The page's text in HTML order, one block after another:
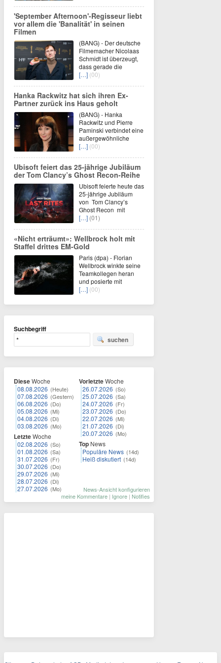
'September Afternoon'-Regisseur liebt
vor allem die 'Banalität' in seinen
Filmen
(BANG) - Der deutsche
Filmemacher Nicolaas
Schmidt ist überzeugt,
dass gerade die
[…] (00)
Hanka Rackwitz hat sich ihren Ex-
Partner zurück ins Haus geholt
(BANG) - Hanka
Rackwitz und Pierre
Paminski verbindet eine
außergewöhnliche
[…] (00)
Ubisoft feiert das 25-jährige Jubiläum
der Tom Clancy’s Ghost Recon-Reihe
Ubisoft feierte heute das
25-jährige Jubiläum
von Tom Clancy’s
Ghost Recon mit
[…] (01)
«Nicht erträumt»: Wellbrock holt mit
Staffel drittes EM-Gold
Paris (dpa) - Florian
Wellbrock winkte seine
Teamkollegen heran
und posierte mit
[…] (00)
Suchbegriff
suchen
DieseWoche
08.08.2026 (Heute)
07.08.2026 (Gestern)
06.08.2026 (Do)
05.08.2026 (Mi)
04.08.2026 (Di)
03.08.2026 (Mo)
LetzteWoche
02.08.2026 (So)
01.08.2026 (Sa)
31.07.2026 (Fr)
30.07.2026 (Do)
29.07.2026 (Mi)
28.07.2026 (Di)
27.07.2026 (Mo)
VorletzteWoche
26.07.2026 (So)
25.07.2026 (Sa)
24.07.2026 (Fr)
23.07.2026 (Do)
22.07.2026 (Mi)
21.07.2026 (Di)
20.07.2026 (Mo)
Top News
Populäre News (14d)
Heiß diskutiert (14d)
News-Ansicht konfigurieren
meine Kommentare | Ignore | Notifies